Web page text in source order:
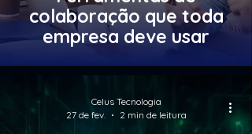
colaboração que toda
empresa deve usar
Celus Tecnologia
27 de fev.
2 min de leitura